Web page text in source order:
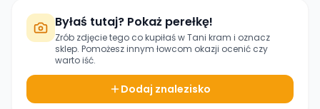
Byłaś tutaj? Pokaż perełkę!
Zrób zdjęcie tego co kupiłaś wTani kram i oznacz
sklep. Pomożesz innym łowcom okazji ocenić czy
warto iść.
Dodaj znalezisko